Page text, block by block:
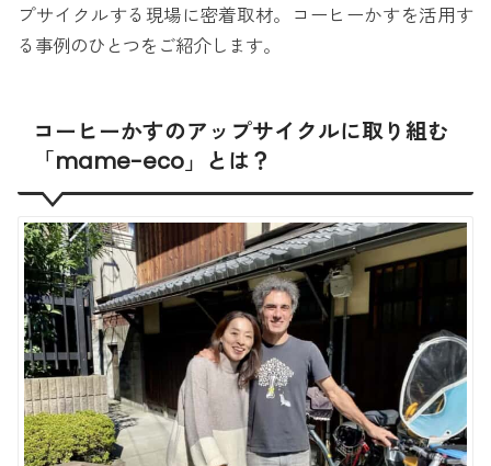
プサイクルする現場に密着取材。コーヒーかすを活用す
る事例のひとつをご紹介します。
コーヒーかすのアップサイクルに取り組む
「mame-eco」とは？